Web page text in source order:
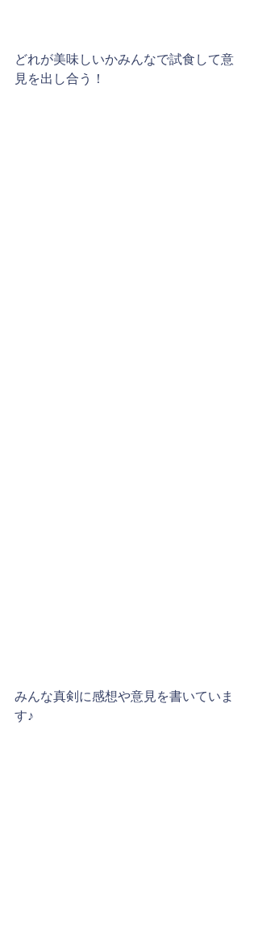
どれが美味しいかみんなで試食して意
見を出し合う！
みんな真剣に感想や意見を書いていま
す♪